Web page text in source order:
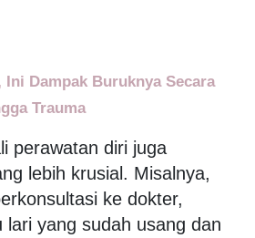
Dampak Buruknya Secara
Trauma
perawatan diri juga
lebih krusial. Misalnya,
ke dokter,
lari yang sudah usang dan